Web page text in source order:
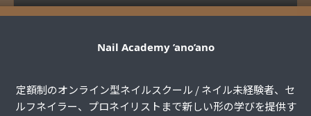
Nail Academy ’ano’ano
定額制のオンライン型ネイルスクール / ネイル未経験者、セ
ルフネイラー、プロネイリストまで新しい形の学びを提供す